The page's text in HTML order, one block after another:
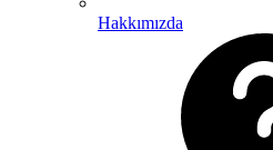
Hakkımızda